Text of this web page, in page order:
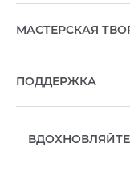
МАСТЕРСКАЯ
ПОДДЕРЖКА